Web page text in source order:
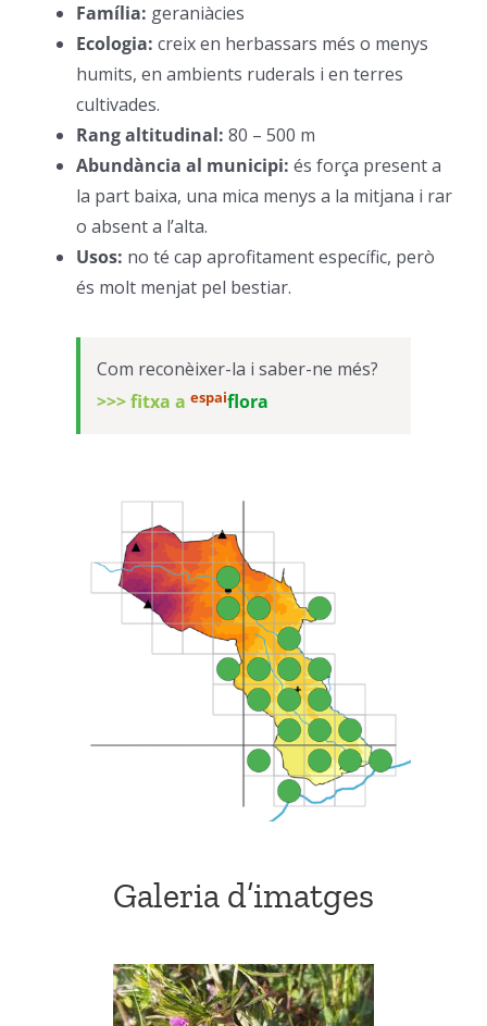
Família: geraniàcies
Ecologia: creix en herbassars més o menys
humits, en ambients ruderals i en terres
cultivades.
Rang altitudinal: 80 – 500 m
Abundància al municipi: és força present a
la part baixa, una mica menys a la mitjana i rar
o absent a l’alta.
Usos: no té cap aprofitament específic, però
és molt menjat pel bestiar.
Com reconèixer-la i saber-ne més?
>>> fitxa a espaiflora
Galeria d’imatges